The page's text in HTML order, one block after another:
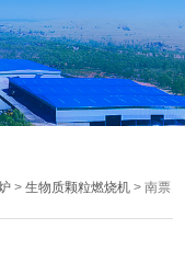
>生物质颗粒燃烧机 > 南票